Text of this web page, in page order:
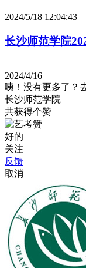
2024/5/18 12:04:43
长沙师范学院
2024/4/16
咦！没有更多了？
长沙师范学院
共获得个赞
好的
关注
反馈
取消